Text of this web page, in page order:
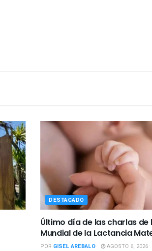
DESTACADO
Último día de las charlas de
Mundial de la Lactancia
POR GISEL AREBALO AGOSTO 6, 2026